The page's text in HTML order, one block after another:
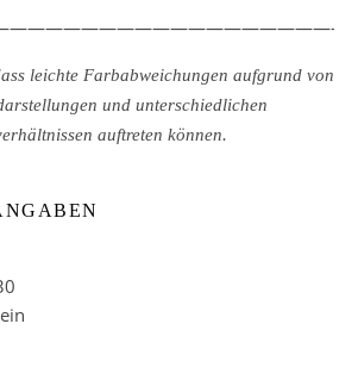
leichte Farbabweichungen aufgrund von
und unterschiedlichen
auftreten können.